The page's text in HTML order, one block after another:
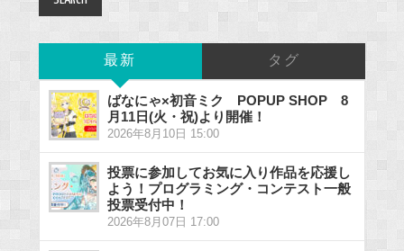
最新 タグ
ばなにゃ×初音ミク POPUP SHOP 8
月11日(火・祝)より開催！
2026年8月10日 15:00
投票に参加してお気に入り作品を応援し
よう！プログラミング・コンテスト一般
投票受付中！
2026年8月07日 17:00